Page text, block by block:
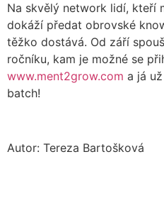
Na skvělý network lidí, kteří
dokáží předat obrovské
těžko dostává. Od září
ročníku, kam je možné se
www.ment2grow.com a já
batch!
Autor: Tereza Bartošková